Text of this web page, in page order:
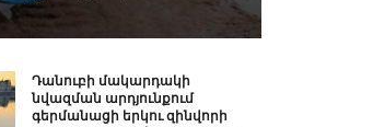
Դանուբի մակարդակի
նվազման արդյունքում
գերմանացի երկու զինվորի